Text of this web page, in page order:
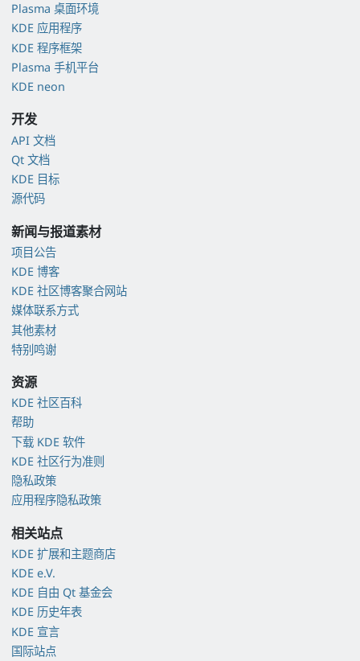
Plasma 桌面环境
KDE 应用程序
KDE 程序框架
Plasma 手机平台
KDE neon
开发
API 文档
Qt 文档
KDE 目标
源代码
新闻与报道素材
项目公告
KDE 博客
KDE 社区博客聚合网站
媒体联系方式
其他素材
特别鸣谢
资源
KDE 社区百科
帮助
下载 KDE 软件
KDE 社区行为准则
隐私政策
应用程序隐私政策
相关站点
KDE 扩展和主题商店
KDE e.V.
KDE 自由 Qt 基金会
KDE 历史年表
KDE 宣言
国际站点